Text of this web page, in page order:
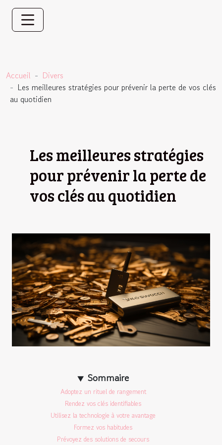
Accueil
Divers
Les meilleures stratégies pour prévenir la perte de vos clés
au quotidien
Les meilleures stratégies
pour prévenir la perte de
vos clés au quotidien
Sommaire
Adoptez un rituel de rangement
Rendez vos clés identifiables
Utilisez la technologie à votre avantage
Formez vos habitudes
Prévoyez des solutions de secours